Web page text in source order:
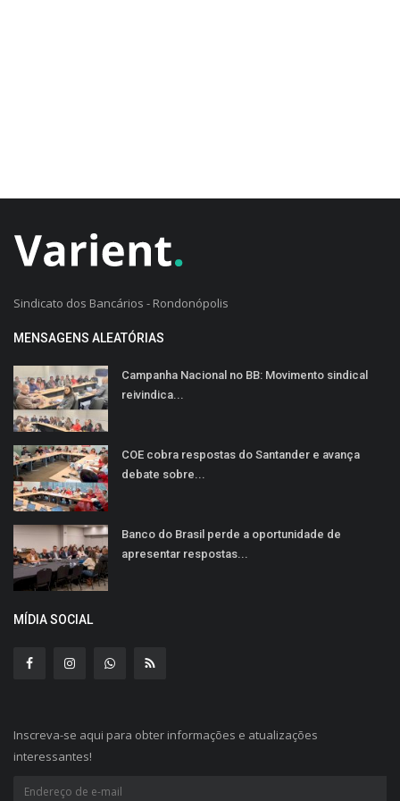
Sindicato dos Bancários - Rondonópolis
MENSAGENS ALEATÓRIAS
Campanha Nacional no BB: Movimento sindical
reivindica...
COE cobra respostas do Santander e avança
debate sobre...
Banco do Brasil perde a oportunidade de
apresentar respostas...
MÍDIA SOCIAL
Inscreva-se aqui para obter informações e atualizações
interessantes!